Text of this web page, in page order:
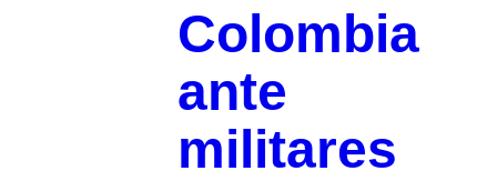
Colombia
ante
militares